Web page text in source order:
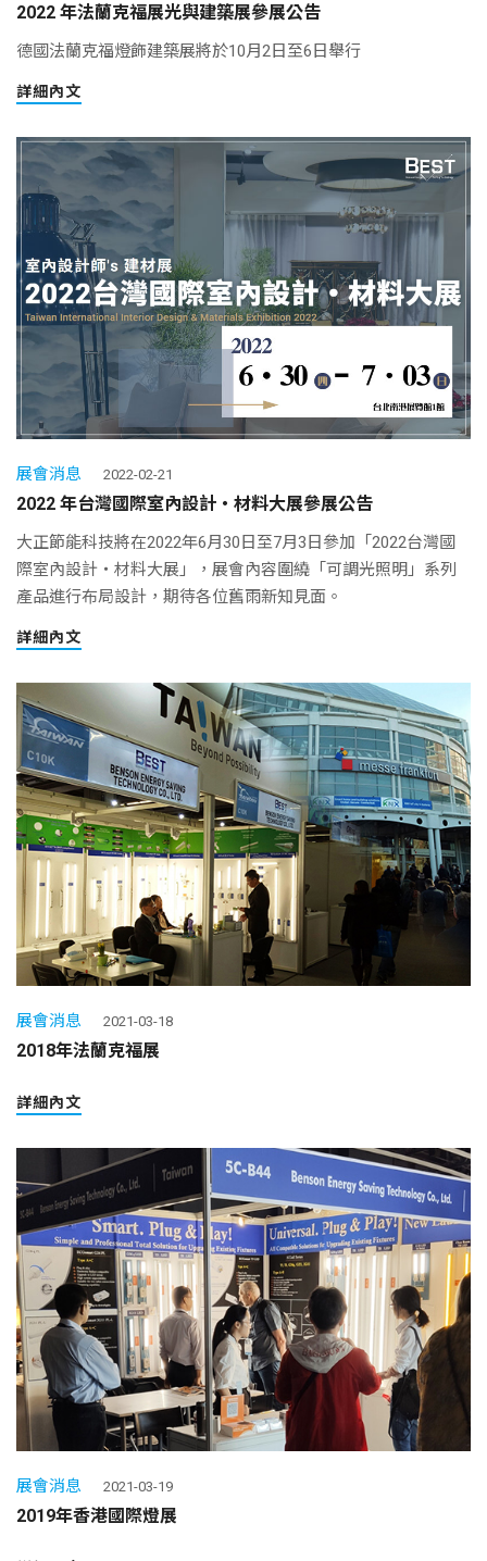
2022 年法蘭克福展光與建築展參展公告
德國法蘭克福燈飾建築展將於10月2日至6日舉行
詳細內文
展會消息 2022-02-21
2022 年台灣國際室內設計‧材料大展參展公告
大正節能科技將在2022年6月30日至7月3日參加「2022台灣國
際室內設計‧材料大展」，展會內容圍繞「可調光照明」系列
產品進行布局設計，期待各位舊雨新知見面。
詳細內文
展會消息 2021-03-18
2018年法蘭克福展
詳細內文
展會消息 2021-03-19
2019年香港國際燈展